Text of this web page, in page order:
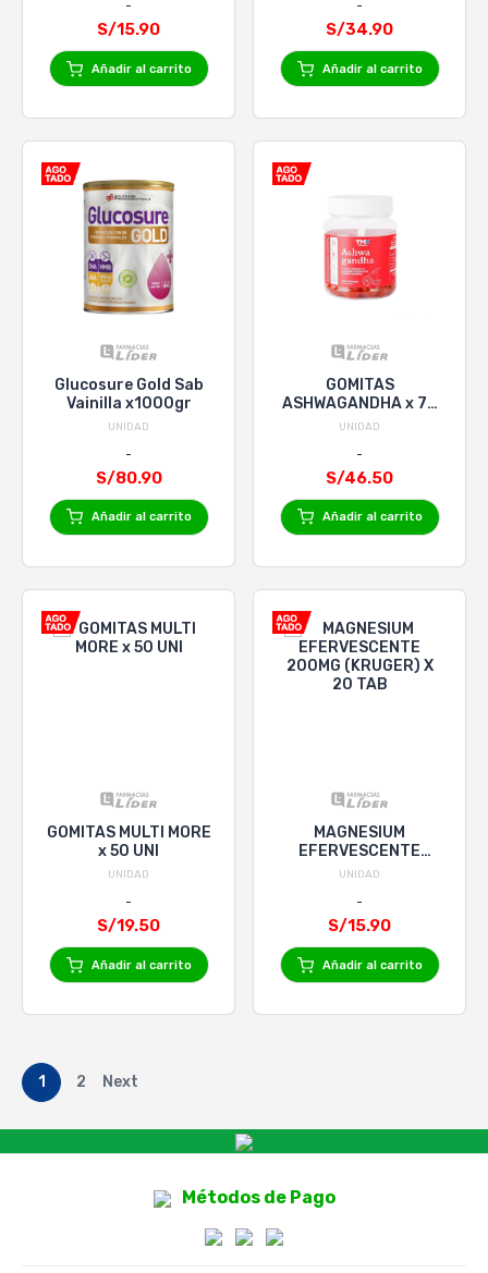
S/15.90
Añadir al carrito
S/34.90
Añadir al carrito
Glucosure Gold Sab
Vainilla x1000gr
UNIDAD
S/80.90
Añadir al carrito
GOMITAS
ASHWAGANDHA x 70
UNID
UNIDAD
S/46.50
Añadir al carrito
GOMITAS MULTI MORE
x 50 UNI
UNIDAD
S/19.50
Añadir al carrito
MAGNESIUM
EFERVESCENTE
200MG (KRUGER) X
UNIDAD
S/15.90
Añadir al carrito
1 2 Next
Métodos de Pago